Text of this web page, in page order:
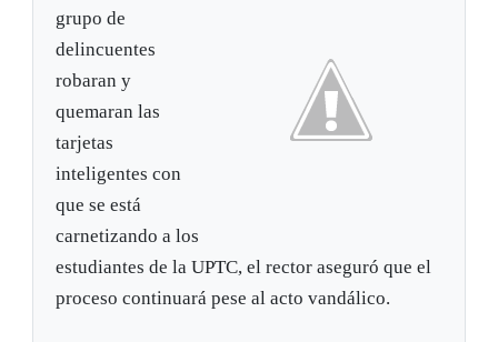
grupo de
delincuentes
robaran y
quemaran las
tarjetas
inteligentes con
que se está
carnetizando a los
estudiantes de la UPTC, el rector aseguró que el
proceso continuará pese al acto vandálico.